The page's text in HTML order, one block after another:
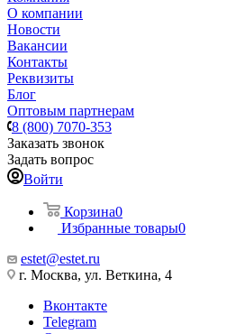
О компании
Новости
Вакансии
Контакты
Реквизиты
Блог
Оптовым партнерам
8 (800) 7070-353
Заказать звонок
Задать вопрос
Войти
Корзина0
Избранные товары0
estet@estet.ru
г. Москва, ул. Веткина, 4
Вконтакте
Telegram